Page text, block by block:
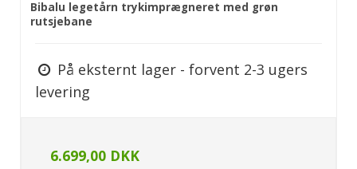
Bibalu legetårn trykimprægneret med grøn
rutsjebane
På eksternt lager - forvent 2-3 ugers
levering
6.699,00 DKK